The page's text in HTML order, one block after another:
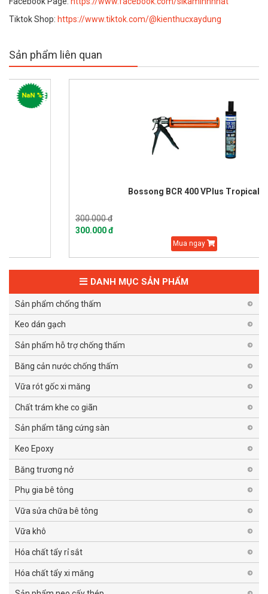
Tiktok Shop: https://www.tiktok.com/@kienthucxaydung
Sản phẩm liên quan
Bossong BCR 400 VPlus Tropical
DANH MỤC SẢN PHẨM
Sản phẩm chống thấm
Keo dán gạch
Sản phẩm hỗ trợ chống thấm
Băng cản nước chống thấm
Vữa rót gốc xi măng
Chất trám khe co giãn
Sản phẩm tăng cứng sàn
Keo Epoxy
Băng trương nở
Phụ gia bê tông
Vữa sửa chữa bê tông
Vữa khô
Hóa chất tẩy rỉ sắt
Hóa chất tẩy xi măng